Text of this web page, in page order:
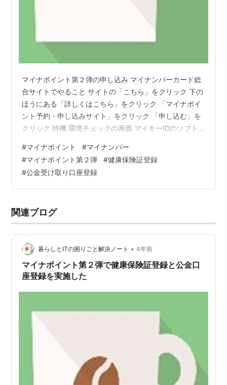
マイナポイント第２弾の申し込み マイナンバーカード総
合サイトでやること サイトの「こちら」をクリック 下の
ほうにある「詳しくはこちら」をクリック 「マイナポイ
ント予約・申し込みサイト」をクリック 「申し込む」を
クリック 待機 環境チェックの画面 マイキーIDのソフト
能を追加 マイナンバーカードをリーダーライターにセッ
ト 「はじめる」をクリック マイナンバーカードログイン
キャンペーン選択 ２つ選んで次へ 確認画面でOKをクリ
ック 申し込み完了画面 ポイント付与の方法 WAONカー
コロ…
#マイナポイント #マイナンバー
#マイナポイント第２弾 #健康保険証登録
#公金受け取り口座登録
関連ブログ
暮らしとITの困りごと解決ノート • 4年前
マイナポイント第２弾で健康保険証登録と公金口
座登録を実施した